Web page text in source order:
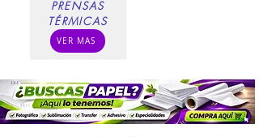
PRENSAS
TÉRMICAS
VER MAS